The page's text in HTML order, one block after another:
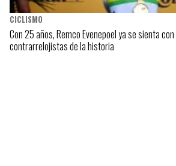
CICLISMO
Con 25 años, Remco Evenepoel ya se sienta
contrarrelojistas de la historia